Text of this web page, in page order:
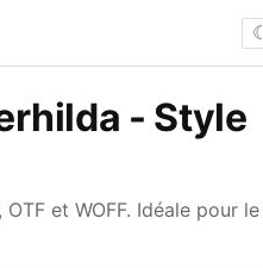
☾
- Style
et WOFF. Idéale pour le